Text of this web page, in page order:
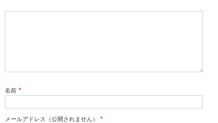
名前 *
メールアドレス（公開されません） *